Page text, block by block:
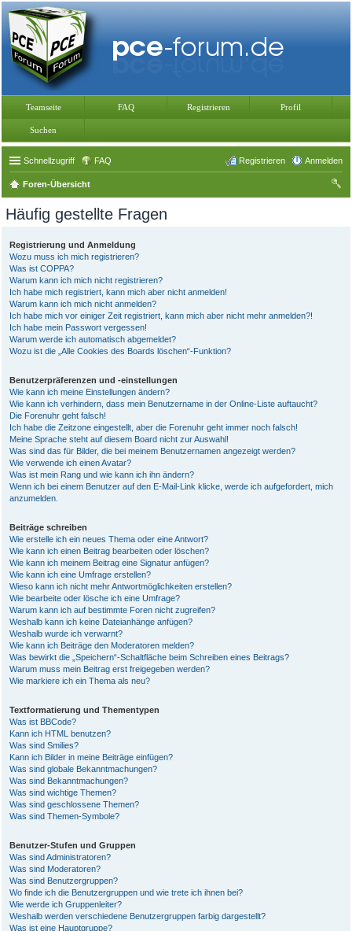
Teamseite FAQ Registrieren Profil
Suchen
Schnellzugriff FAQ Anmelden
Registrieren
Foren-Übersicht
Häufig gestellte Fragen
Registrierung und Anmeldung
Wozu muss ich mich registrieren?
Was ist COPPA?
Warum kann ich mich nicht registrieren?
Ich habe mich registriert, kann mich aber nicht anmelden!
Warum kann ich mich nicht anmelden?
Ich habe mich vor einiger Zeit registriert, kann mich aber nicht mehr anmelden?!
Ich habe mein Passwort vergessen!
Warum werde ich automatisch abgemeldet?
Wozu ist die „Alle Cookies des Boards löschen“-Funktion?
Benutzerpräferenzen und -einstellungen
Wie kann ich meine Einstellungen ändern?
Wie kann ich verhindern, dass mein Benutzername in der Online-Liste auftaucht?
Die Forenuhr geht falsch!
Ich habe die Zeitzone eingestellt, aber die Forenuhr geht immer noch falsch!
Meine Sprache steht auf diesem Board nicht zur Auswahl!
Was sind das für Bilder, die bei meinem Benutzernamen angezeigt werden?
Wie verwende ich einen Avatar?
Was ist mein Rang und wie kann ich ihn ändern?
Wenn ich bei einem Benutzer auf den E-Mail-Link klicke, werde ich aufgefordert, mich
anzumelden.
Beiträge schreiben
Wie erstelle ich ein neues Thema oder eine Antwort?
Wie kann ich einen Beitrag bearbeiten oder löschen?
Wie kann ich meinem Beitrag eine Signatur anfügen?
Wie kann ich eine Umfrage erstellen?
Wieso kann ich nicht mehr Antwortmöglichkeiten erstellen?
Wie bearbeite oder lösche ich eine Umfrage?
Warum kann ich auf bestimmte Foren nicht zugreifen?
Weshalb kann ich keine Dateianhänge anfügen?
Weshalb wurde ich verwarnt?
Wie kann ich Beiträge den Moderatoren melden?
Was bewirkt die „Speichern“-Schaltfläche beim Schreiben eines Beitrags?
Warum muss mein Beitrag erst freigegeben werden?
Wie markiere ich ein Thema als neu?
Textformatierung und Thementypen
Was ist BBCode?
Kann ich HTML benutzen?
Was sind Smilies?
Kann ich Bilder in meine Beiträge einfügen?
Was sind globale Bekanntmachungen?
Was sind Bekanntmachungen?
Was sind wichtige Themen?
Was sind geschlossene Themen?
Was sind Themen-Symbole?
Benutzer-Stufen und Gruppen
Was sind Administratoren?
Was sind Moderatoren?
Was sind Benutzergruppen?
Wo finde ich die Benutzergruppen und wie trete ich ihnen bei?
Wie werde ich Gruppenleiter?
Weshalb werden verschiedene Benutzergruppen farbig dargestellt?
Was ist eine Hauptgruppe?